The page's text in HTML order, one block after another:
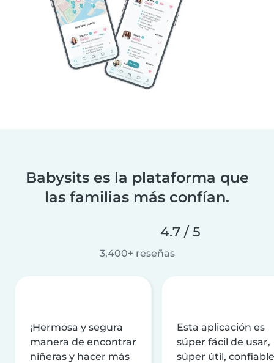
Babysits es la plataforma que
las familias más confían.
4.7 / 5
3,400+ reseñas
¡Hermosa y segura
manera de encontrar
niñeras y hacer más
Esta aplicación es
súper fácil de usar,
súper útil,